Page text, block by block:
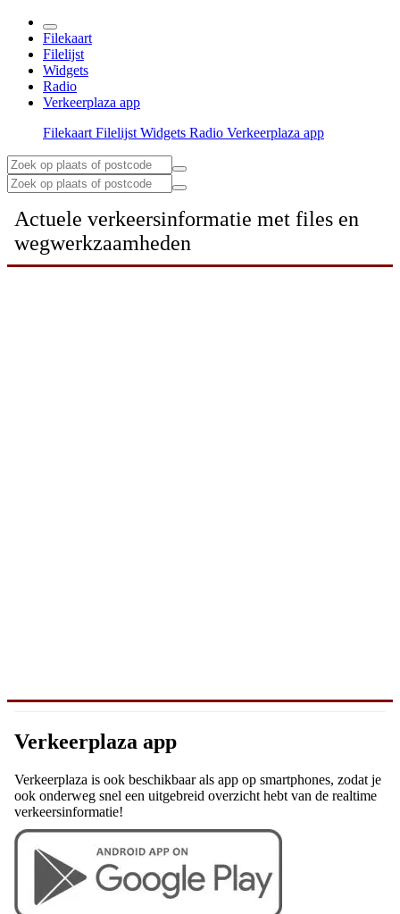
Filekaart
Filelijst
Widgets
Radio
Verkeerplaza app
Filekaart Filelijst Widgets Radio Verkeerplaza app
Actuele verkeersinformatie met files en
wegwerkzaamheden
Verkeerplaza app
Verkeerplaza is ook beschikbaar als app op smartphones, zodat je
ook onderweg snel een uitgebreid overzicht hebt van de realtime
verkeersinformatie!